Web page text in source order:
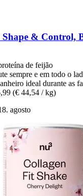
Shape & Control,
de feijão
sempre e em todo o
ideal durante as
(€ 44,54 / kg)
agosto